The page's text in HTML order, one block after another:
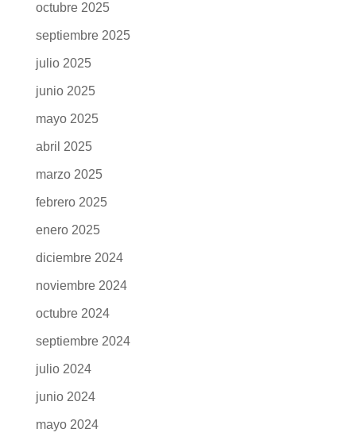
octubre 2025
septiembre 2025
julio 2025
junio 2025
mayo 2025
abril 2025
marzo 2025
febrero 2025
enero 2025
diciembre 2024
noviembre 2024
octubre 2024
septiembre 2024
julio 2024
junio 2024
mayo 2024